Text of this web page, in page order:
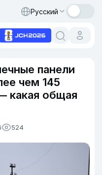
Русский
панели
чем 145
какая общая
524